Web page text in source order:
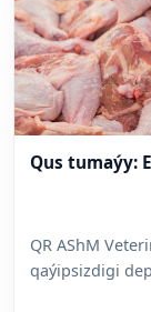
Qus tumaýy:
QR AShM
qaýipsizdigi